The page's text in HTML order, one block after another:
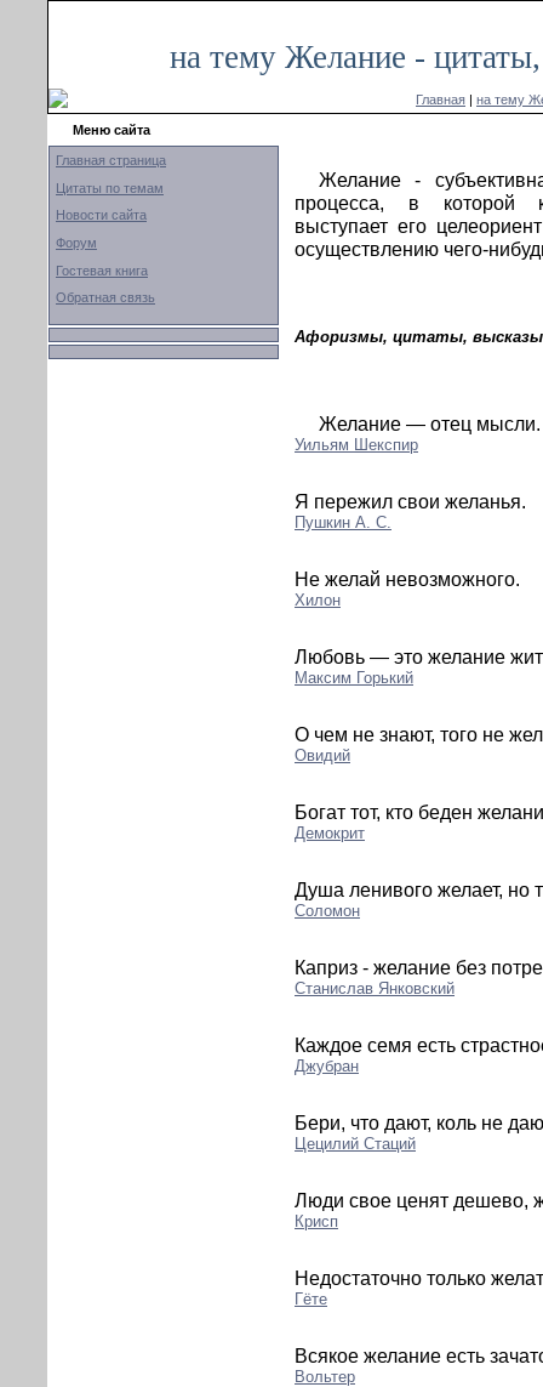
на тему Желание -
Главная | на тему
Меню сайта
Главная страница
Цитаты по темам
Новости сайта
Форум
Гостевая книга
Обратная связь
Желание -
процесса, в которой
выступает его
осуществлению чего-
Афоризмы, цитаты,
Желание — отец мысли.
Уильям Шекспир
Я пережил свои желанья.
Пушкин А. С.
Не желай невозможного.
Хилон
Любовь — это желание
Максим Горький
О чем не знают, того не
Овидий
Богат тот, кто беден
Демокрит
Душа ленивого желает, но
Соломон
Каприз - желание без
Станислав Янковский
Каждое семя есть
Джубран
Бери, что дают, коль не
Цецилий Стаций
Люди свое ценят дешево,
Крисп
Недостаточно только
Гёте
Всякое желание есть
Вольтер